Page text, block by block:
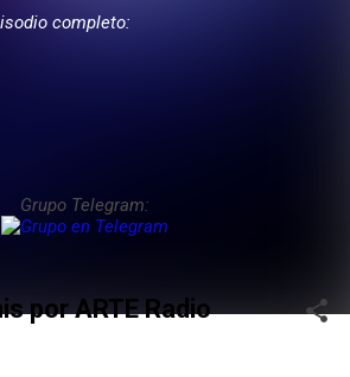
completo:
Grupo Telegram:
por ARTE Radio